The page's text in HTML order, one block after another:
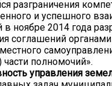
разграничения
и успешного
в ноябре 2014 года
соглашений
части полномочий».
управления